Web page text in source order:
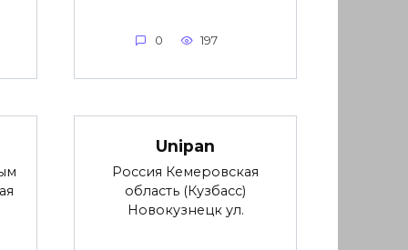
0 197
Unipan
Россия Кемеровская
область (Кузбасс)
Новокузнецк ул.